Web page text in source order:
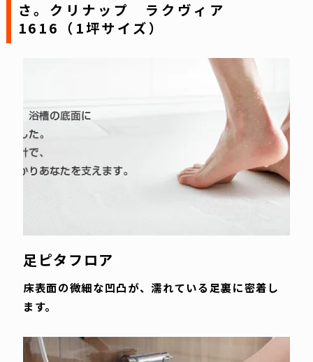
さ。クリナップ ラクヴィア
1616（1坪サイズ）
足ピタフロア
床表面の微細な凹凸が、濡れている足裏に密着し
ます。